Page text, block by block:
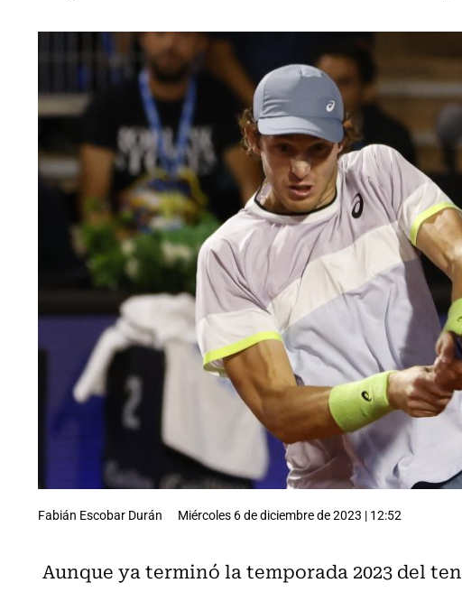
Fabián Escobar Durán Miércoles 6 de diciembre de 2023 | 12:52
Aunque ya terminó la temporada 2023 del